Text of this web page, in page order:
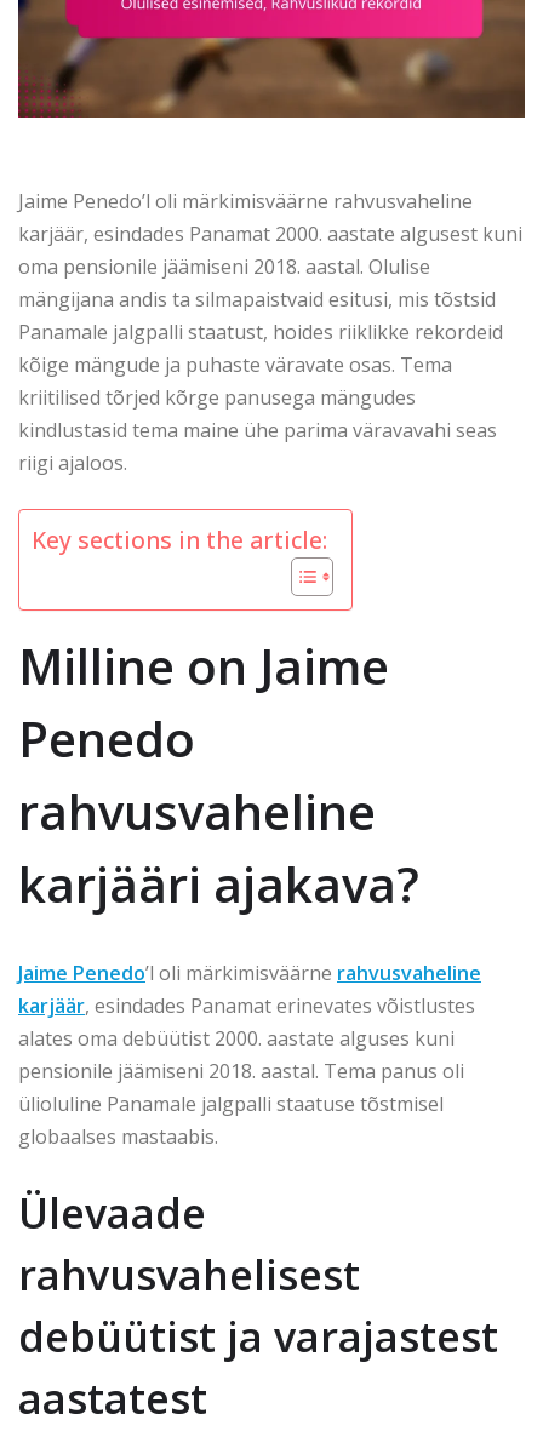
Jaime Penedo’l oli märkimisväärne rahvusvaheline
karjäär, esindades Panamat 2000. aastate algusest kuni
oma pensionile jäämiseni 2018. aastal. Olulise
mängijana andis ta silmapaistvaid esitusi, mis tõstsid
Panamale jalgpalli staatust, hoides riiklikke rekordeid
kõige mängude ja puhaste väravate osas. Tema
kriitilised tõrjed kõrge panusega mängudes
kindlustasid tema maine ühe parima väravavahi seas
riigi ajaloos.
Key sections in the article:
Milline on Jaime
Penedo
rahvusvaheline
karjääri ajakava?
Jaime Penedo’l oli märkimisväärne rahvusvaheline
karjäär, esindades Panamat erinevates võistlustes
alates oma debüütist 2000. aastate alguses kuni
pensionile jäämiseni 2018. aastal. Tema panus oli
ülioluline Panamale jalgpalli staatuse tõstmisel
globaalses mastaabis.
Ülevaade
rahvusvahelisest
debüütist ja varajastest
aastatest